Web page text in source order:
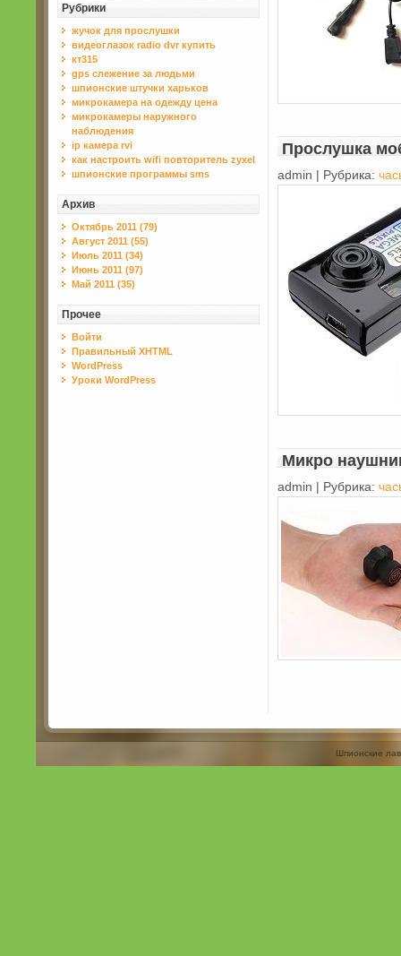
Рубрики
жучок для прослушки
видеоглазок radio dvr купить
кт315
gps слежение за людьми
шпионские штучки харьков
микрокамера на одежду цена
микрокамеры наружного
наблюдения
ip камера rvi
как настроить wifi повторитель zyxel
шпионские программы sms
Архив
Октябрь 2011 (79)
Август 2011 (55)
Июль 2011 (34)
Июнь 2011 (97)
Май 2011 (35)
Прочее
Войти
Правильный XHTML
WordPress
Уроки WordPress
Прослушка
admin | Рубрика:
Микро
admin | Рубрика:
Шпионские